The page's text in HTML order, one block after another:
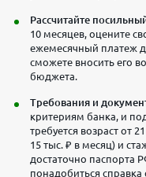
Рассчитайте
10 месяцев, оцените
ежемесячный платеж
сможете вносить его
бюджета.
Требования и
критериям банка, и
требуется возраст от
15 тыс. ₽ в месяц) и
достаточно паспорта
понадобиться справка